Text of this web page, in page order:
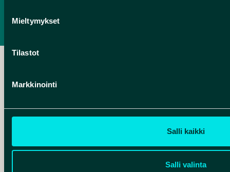
Mieltymykset
Tilastot
Markkinointi
Salli kaikki
Salli valinta
Hankelogo